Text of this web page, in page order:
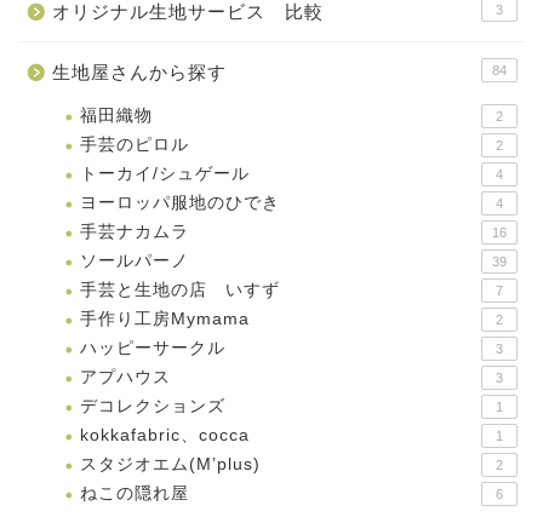
オリジナル生地サービス 比較 3
生地屋さんから探す 84
福田織物 2
手芸のピロル 2
トーカイ/シュゲール 4
ヨーロッパ服地のひでき 4
手芸ナカムラ 16
ソールパーノ 39
手芸と生地の店 いすず 7
手作り工房Mymama 2
ハッピーサークル 3
アプハウス 3
デコレクションズ 1
kokkafabric、cocca 1
スタジオエム(M’plus) 2
ねこの隠れ屋 6